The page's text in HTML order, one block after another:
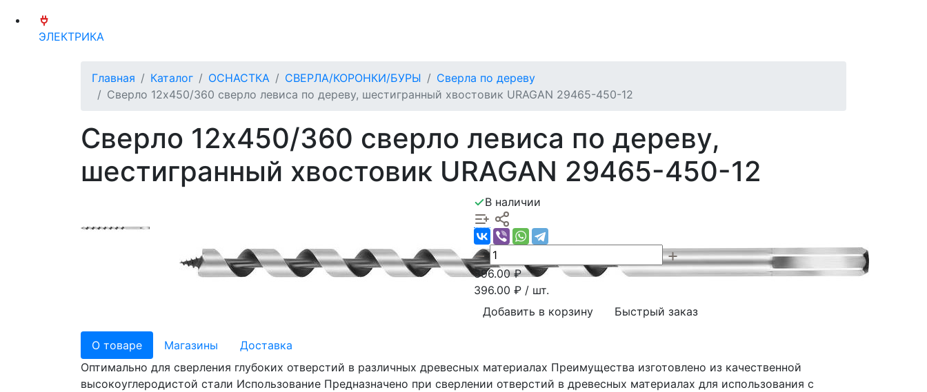
ЭЛЕКТРИКА
Главная Каталог ОСНАСТКА СВЕРЛА/КОРОНКИ/БУРЫ
Сверла по дереву
Сверло 12х450/360 сверло левиса по дереву, шестигранный хвостовик URAGAN 29465-450-12
Сверло 12х450/360 сверло левиса по дереву,
шестигранный хвостовик URAGAN 29465-450-12
В наличии
396.00₽
396.00 ₽ / шт.
Добавить в корзину
Быстрый заказ
О товаре Магазины
Доставка
Оптимально для сверления глубоких отверстий в различных древесных материалах Преимущества изготовлено из качественной
высокоуглеродистой стали Использование Предназначено при сверлении отверстий в древесных материалах для использования с